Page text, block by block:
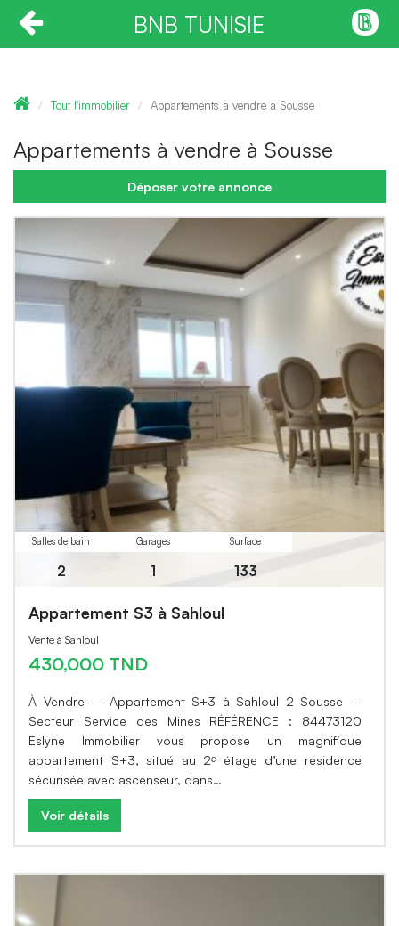
BNB TUNISIE
Tout l'immobilier Appartements à vendre à Sousse
Appartements à vendre à Sousse
Déposer votre annonce
Salles de bain
2
Garages
1
Surface
133
Appartement S3 à Sahloul
Vente à Sahloul
430,000 TND
À Vendre – Appartement S+3 à Sahloul 2 Sousse –
Secteur Service des Mines RÉFÉRENCE : 84473120
Eslyne Immobilier vous propose un magnifique
appartement S+3, situé au 2ᵉ étage d’une résidence
sécurisée avec ascenseur, dans…
Voir détails